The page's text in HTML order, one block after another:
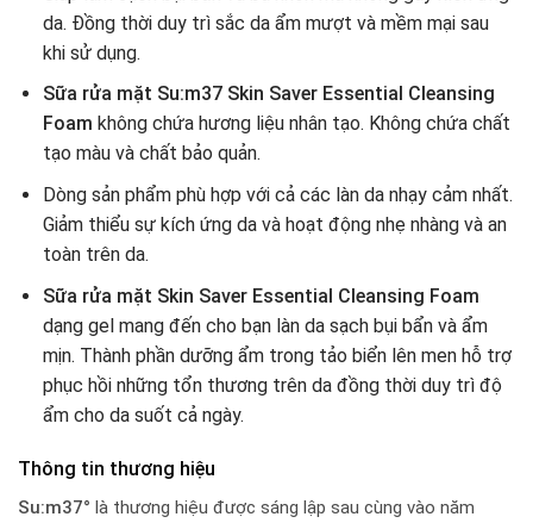
da. Đồng thời duy trì sắc da ẩm mượt và mềm mại sau
khi sử dụng.
Sữa rửa mặt Su:m37 Skin Saver Essential Cleansing
Foam không chứa hương liệu nhân tạo. Không chứa chất
tạo màu và chất bảo quản.
Dòng sản phẩm phù hợp với cả các làn da nhạy cảm nhất.
Giảm thiểu sự kích ứng da và hoạt động nhẹ nhàng và an
toàn trên da.
Sữa rửa mặt Skin Saver Essential Cleansing Foam
dạng gel mang đến cho bạn làn da sạch bụi bẩn và ẩm
mịn. Thành phần dưỡng ẩm trong tảo biển lên men hỗ trợ
phục hồi những tổn thương trên da đồng thời duy trì độ
ẩm cho da suốt cả ngày.
Thông tin thương hiệu
Su:m37° là thương hiệu được sáng lập sau cùng vào năm